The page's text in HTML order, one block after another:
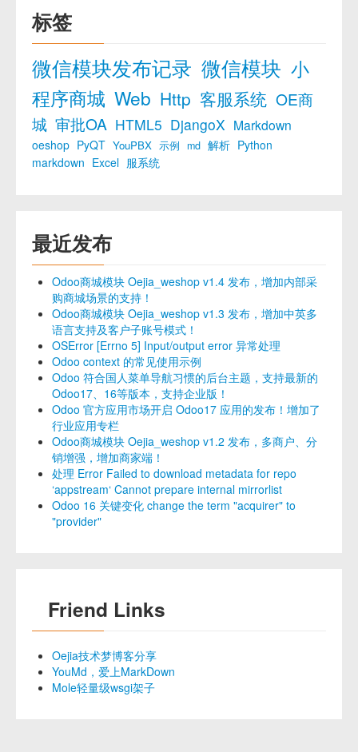
标签
微信模块发布记录 微信模块 小
程序商城 Web Http 客服系统 OE商
城 审批OA HTML5 DjangoX Markdown
oeshop PyQT YouPBX 示例 md 解析 Python
markdown Excel 服系统
最近发布
Odoo商城模块 Oejia_weshop v1.4 发布，增加内部采
购商城场景的支持！
Odoo商城模块 Oejia_weshop v1.3 发布，增加中英多
语言支持及客户子账号模式！
OSError [Errno 5] Input/output error 异常处理
Odoo context 的常见使用示例
Odoo 符合国人菜单导航习惯的后台主题，支持最新的
Odoo17、16等版本，支持企业版！
Odoo 官方应用市场开启 Odoo17 应用的发布！增加了
行业应用专栏
Odoo商城模块 Oejia_weshop v1.2 发布，多商户、分
销增强，增加商家端！
处理 Error Failed to download metadata for repo
‘appstream‘ Cannot prepare internal mirrorlist
Odoo 16 关键变化 change the term "acquirer" to
"provider"
Friend Links
Oejia技术梦博客分享
YouMd，爱上MarkDown
Mole轻量级wsgi架子